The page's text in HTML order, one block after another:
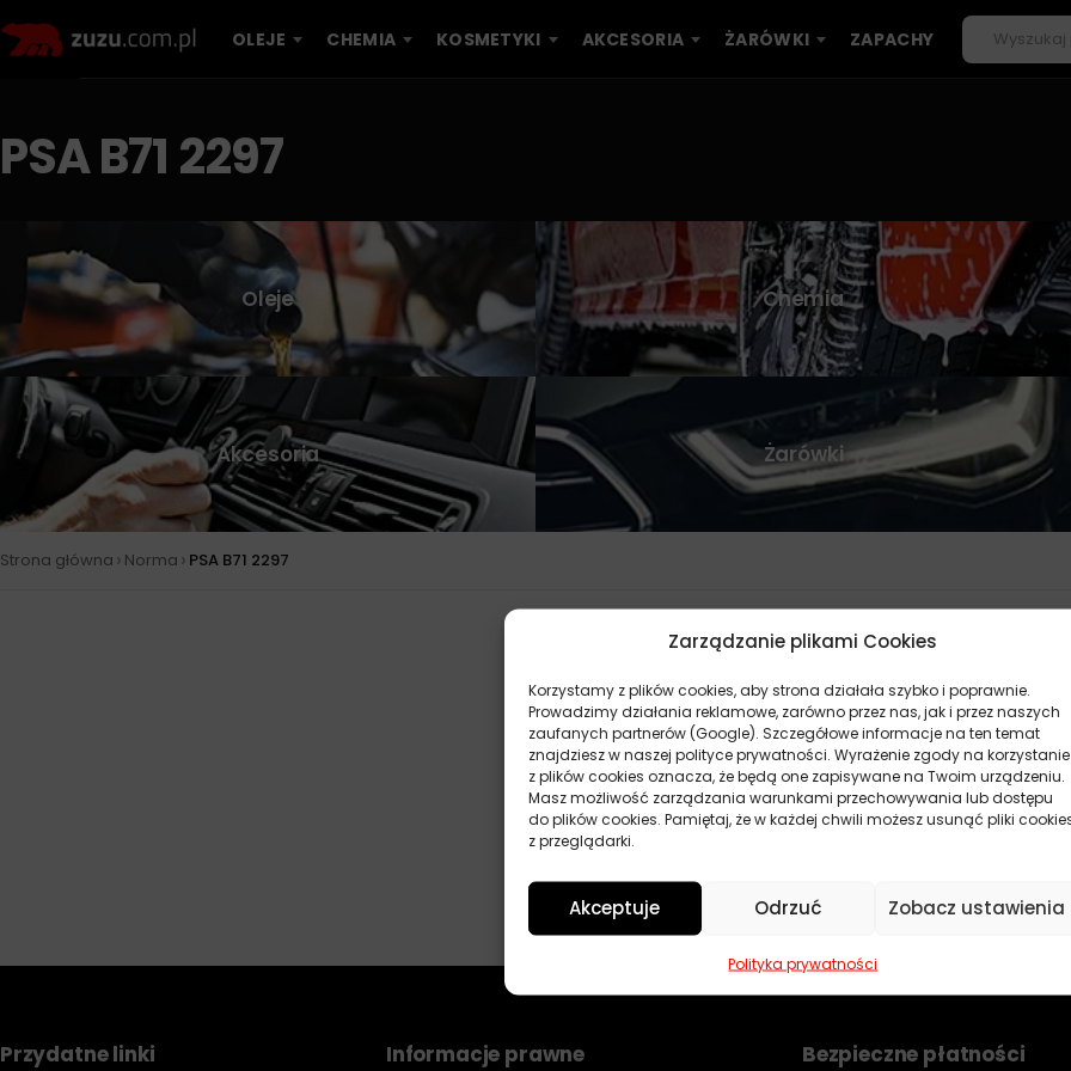
Zarządzanie plikami Cookies
Korzystamy z plików cookies, aby strona działała szybko i poprawnie.
Prowadzimy działania reklamowe, zarówno przez nas, jak i przez naszych
zaufanych partnerów (Google). Szczegółowe informacje na ten temat
znajdziesz w naszej polityce prywatności. Wyrażenie zgody na korzystanie
z plików cookies oznacza, że będą one zapisywane na Twoim urządzeniu.
Masz możliwość zarządzania warunkami przechowywania lub dostępu
do plików cookies. Pamiętaj, że w każdej chwili możesz usunąć pliki
z przeglądarki.
Akceptuje Odrzuć Zobacz ustawienia
Polityka prywatności
OLEJE CHEMIA KOSMETYKI AKCESORIA ŻARÓWKI ZAPACHY
PSA B71 2297
Oleje Chemia
Akcesoria Żarówki
Strona główna › Norma › PSA B71 2297
Brak produktów
Nie znaleziono produktów.
Przydatne linki Informacje prawne Bezpieczne płatności